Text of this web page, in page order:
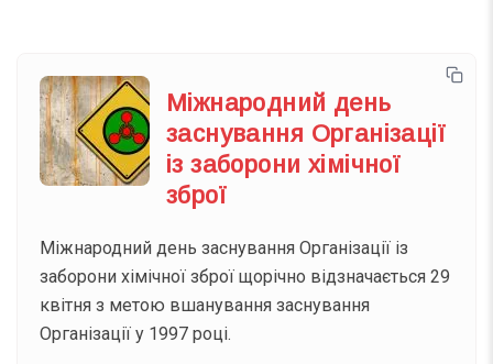
Міжнародний день
заснування Організації
із заборони хімічної
зброї
Міжнародний день заснування Організації із
заборони хімічної зброї щорічно відзначається 29
квітня з метою вшанування заснування
Організації у 1997 році.